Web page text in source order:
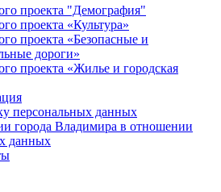
проекта "Демография"
проекта «Культура»
проекта «Безопасные и
дороги»
проекта «Жилье и городская
персональных данных
города Владимира в отношении
данных